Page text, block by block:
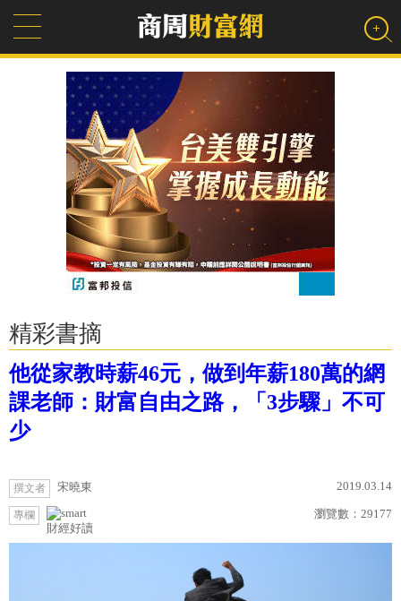
精彩書摘
他從家教時薪46元，做到年薪180萬的網
課老師：財富自由之路，「3步驟」不可
少
撰文者 宋曉東 2019.03.14
專欄
財經好讀
瀏覽數： 29177